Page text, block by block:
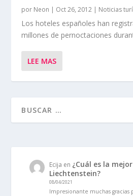
por Neon | Oct 26, 2012 | Noticias
Los hoteles españoles han
millones de pernoctaciones
LEE MAS
Ecija en ¿Cuál es la
Liechtenstein?
08/04/2021
Impresionante muchas